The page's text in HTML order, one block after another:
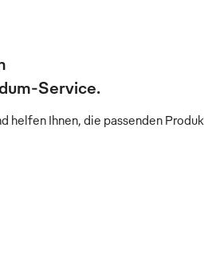
Service.
helfen Ihnen, die passenden